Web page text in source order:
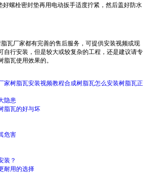
好螺栓密封垫再用电动扳手适度拧紧，然后盖好防水
瓦厂家都有完善的售后服务，可提供安装视频或现
自行安装，但是较大或较复杂的工程，还是建议请专
瓦使用效果的。
家树脂瓦安装视频教程合成树脂瓦怎么安装树脂瓦正
隐患
脂瓦的好与坏
危害
装？
耐用的选择